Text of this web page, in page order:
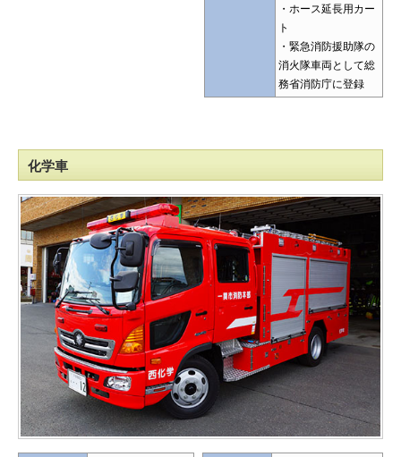
・ホース延長用カー
ト
・緊急消防援助隊の
消火隊車両として総
務省消防庁に登録
化学車